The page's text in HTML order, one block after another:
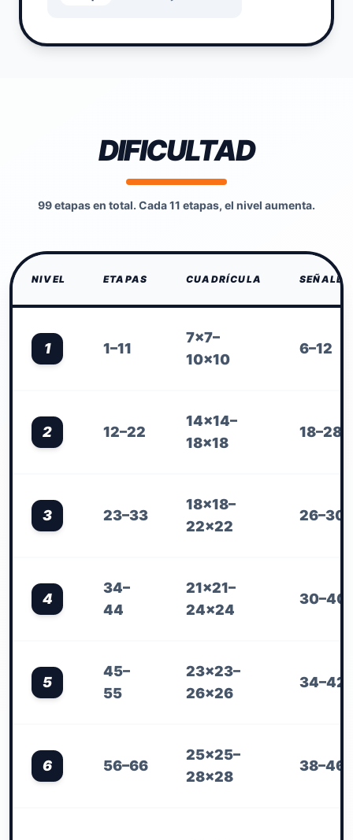
DIFICULTAD
99 etapas en total. Cada 11 etapas, el nivel aumenta.
NIVEL ETAPAS CUADRÍCULA SEÑALES
1 1–11
7×7–
10×10
6–12
2 12–22
14×14–
18×18
18–28
3 23–33
18×18–
22×22
26–30
4
34–
44
21×21–
24×24
30–40
5
45–
55
23×23–
26×26
34–42
6 56–66
25×25–
28×28
38–46